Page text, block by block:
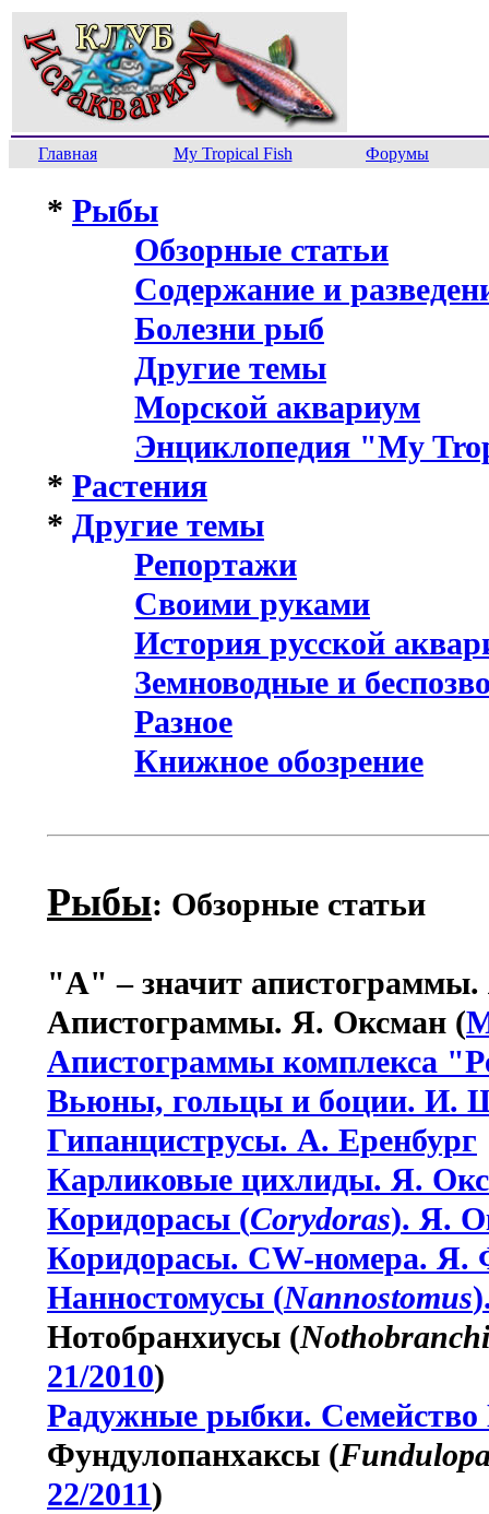
Главная My Tropical Fish Форумы
* Рыбы
Обзорные статьи
Содержание и
Болезни рыб
Другие темы
Морской аквариум
Энциклопедия "My
* Растения
* Другие темы
Репортажи
Своими руками
История русской
Земноводные и
Разное
Книжное обозрение
Рыбы: Обзорные статьи
"А" – значит
Апистограммы. Я. Оксман (
Апистограммы комплекса
Вьюны, гольцы и боции. И.
Гипанциструсы. А. Еренбург
Карликовые цихлиды. Я.
Коридорасы (Corydoras). Я.
Коридорасы. CW-номера. Я.
Нанностомусы (Nannostomus
Нотобранхиусы (
21/2010)
Радужные рыбки.
Фундулопанхаксы (
22/2011)